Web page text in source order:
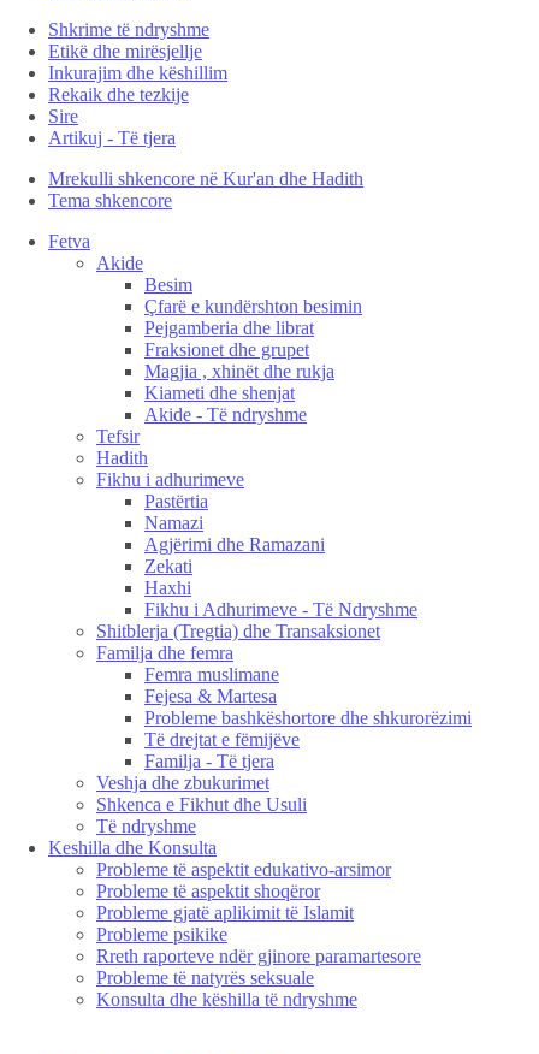
Shkrime të ndryshme
Etikë dhe mirësjellje
Inkurajim dhe këshillim
Rekaik dhe tezkije
Sire
Artikuj - Të tjera
Mrekulli shkencore në Kur'an dhe Hadith
Tema shkencore
Fetva
Akide
Besim
Çfarë e kundërshton besimin
Pejgamberia dhe librat
Fraksionet dhe grupet
Magjia , xhinët dhe rukja
Kiameti dhe shenjat
Akide - Të ndryshme
Tefsir
Hadith
Fikhu i adhurimeve
Pastërtia
Namazi
Agjërimi dhe Ramazani
Zekati
Haxhi
Fikhu i Adhurimeve - Të Ndryshme
Shitblerja (Tregtia) dhe Transaksionet
Familja dhe femra
Femra muslimane
Fejesa & Martesa
Probleme bashkëshortore dhe shkurorëzimi
Të drejtat e fëmijëve
Familja - Të tjera
Veshja dhe zbukurimet
Shkenca e Fikhut dhe Usuli
Të ndryshme
Keshilla dhe Konsulta
Probleme të aspektit edukativo-arsimor
Probleme të aspektit shoqëror
Probleme gjatë aplikimit të Islamit
Probleme psikike
Rreth raporteve ndër gjinore paramartesore
Probleme të natyrës seksuale
Konsulta dhe këshilla të ndryshme